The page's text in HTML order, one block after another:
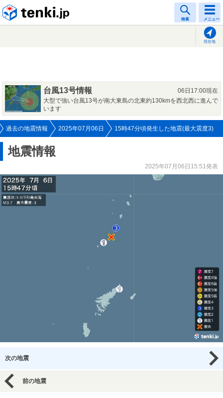
検索 メニュー
現在地
台風13号情報
06日17:00現在
大型で強い台風13号が南大東島の北東約130kmを西北西に進んで
います
過去の地震情報 2025年07月06日 15時47分頃発生した地震(最大震度3)
地震情報
2025年07月06日15:51発表
次の地震
前の地震